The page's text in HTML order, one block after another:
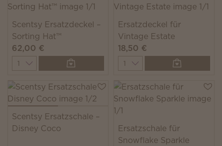
Scentsy Ersatzdeckel –
Sorting Hat™
62,00 €
Quantity
Ersatzdeckel für
Vintage Estate
18,50 €
Quantity
Scentsy Ersatzschale –
Disney Coco
Ersatzschale für
Snowflake Sparkle